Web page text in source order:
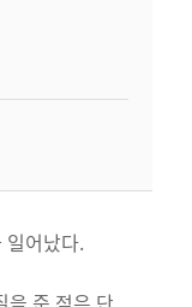
어났다.